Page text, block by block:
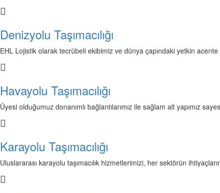
Denizyolu Taşımacılığı
EHL Lojistik olarak tecrübeli ekibimiz ve dünya çapındaki yetkin
Havayolu Taşımacılığı
Üyesi olduğumuz donanımlı bağlantılarımız ile sağlam alt yapımız
Karayolu Taşımacılığı
Uluslararası karayolu taşımacılık hizmetlerimizi, her sektörün